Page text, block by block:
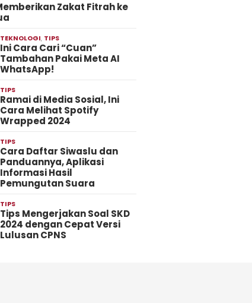
Zakat Fitrah ke
TEKNOLOGI, TIPS
Ini Cara Cari “Cuan”
Tambahan Pakai Meta AI
WhatsApp!
TIPS
Ramai di Media Sosial, Ini
Cara Melihat Spotify
Wrapped 2024
TIPS
Cara Daftar Siwaslu dan
Panduannya, Aplikasi
Informasi Hasil
Pemungutan Suara
TIPS
Tips Mengerjakan Soal SKD
2024 dengan Cepat Versi
Lulusan CPNS